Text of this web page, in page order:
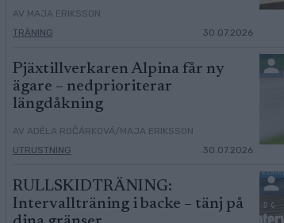
AV MAJA ERIKSSON
TRÄNING
30.07.2026
Pjäxtillverkaren Alpina får ny
ägare – nedprioriterar
längdåkning
AV ADÉLA ROČÁRKOVÁ/MAJA ERIKSSON
UTRUSTNING
30.07.2026
RULLSKIDTRÄNING:
Intervallträning i backe – tänj på